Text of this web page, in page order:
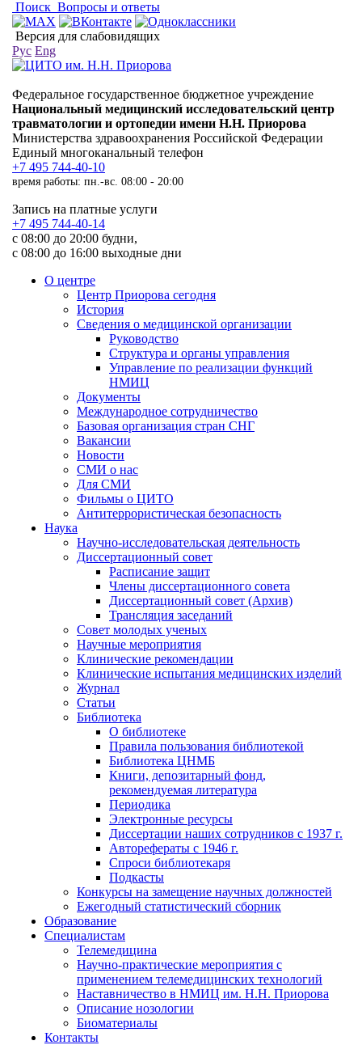
Поиск Вопросы и ответы
Версия для слабовидящих
Рус Eng
Федеральное государственное бюджетное учреждение
Национальный медицинский исследовательский центр
травматологии и ортопедии имени Н.Н. Приорова
Министерства здравоохранения Российской Федерации
Единый многоканальный телефон
+7 495 744-40-10
время работы: пн.-вс. 08:00 - 20:00
Запись на платные услуги
+7 495 744-40-14
с 08:00 до 20:00 будни,
с 08:00 до 16:00 выходные дни
О центре
Центр Приорова сегодня
История
Сведения о медицинской организации
Руководство
Структура и органы управления
Управление по реализации функций
НМИЦ
Документы
Международное сотрудничество
Базовая организация стран СНГ
Вакансии
Новости
СМИ о нас
Для СМИ
Фильмы о ЦИТО
Антитеррористическая безопасность
Наука
Научно-исследовательская деятельность
Диссертационный совет
Расписание защит
Члены диссертационного совета
Диссертационный совет (Архив)
Трансляция заседаний
Совет молодых ученых
Научные мероприятия
Клинические рекомендации
Клинические испытания медицинских изделий
Журнал
Статьи
Библиотека
О библиотеке
Правила пользования библиотекой
Библиотека ЦНМБ
Книги, депозитарный фонд,
рекомендуемая литература
Периодика
Электронные ресурсы
Диссертации наших сотрудников с 1937 г.
Авторефераты с 1946 г.
Спроси библиотекаря
Подкасты
Конкурсы на замещение научных должностей
Ежегодный статистический сборник
Образование
Специалистам
Телемедицина
Научно-практические мероприятия с
применением телемедицинских технологий
Наставничество в НМИЦ им. Н.Н. Приорова
Описание нозологии
Биоматериалы
Контакты